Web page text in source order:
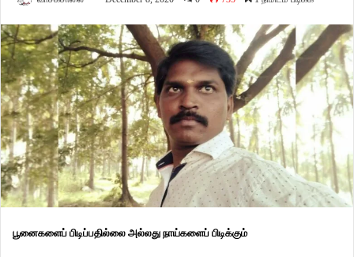
பூனைகளைப் பிடிப்பதில்லை அல்லது நாய்களைப் பிடிக்கும்